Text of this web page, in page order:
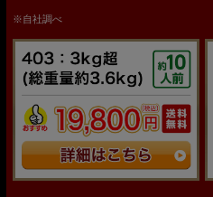
※自社調べ